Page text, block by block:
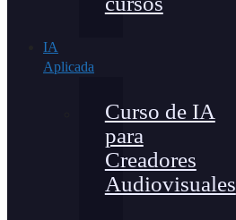
IA
Aplicada
Curso de IA
para
Creadores
Audiovisuales